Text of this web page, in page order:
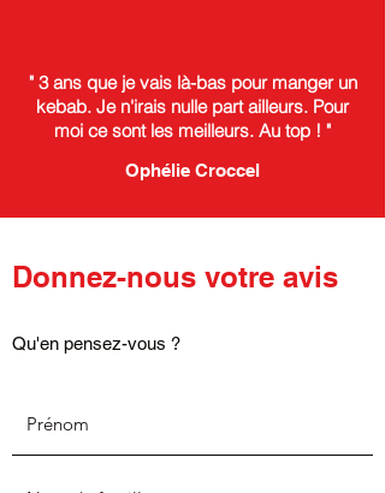
" 3 ans que je vais là-bas pour manger un
kebab. Je n'irais nulle part ailleurs. Pour
moi ce sont les meilleurs. Au top ! "
Ophélie Croccel
Donnez-nous votre avis
Qu'en pensez-vous ?